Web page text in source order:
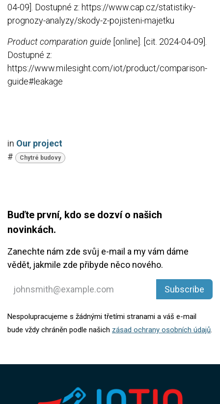
04-09]. Dostupné z: https://www.cap.cz/statistiky-
prognozy-analyzy/skody-z-pojisteni-majetku
Product comparation guide [online]. [cit. 2024-04-09].
Dostupné z:
https://www.milesight.com/iot/product/comparison-
guide#leakage
in Our project
#
Chytré budovy
Buďte první, kdo se dozví o našich
novinkách.
Zanechte nám zde svůj e-mail a my vám dáme
vědět, jakmile zde přibyde něco nového.
Subscribe
Nespolupracujeme s žádnými třetími stranami a váš e-mail
bude vždy chráněn podle našich zásad ochrany osobních údajů.